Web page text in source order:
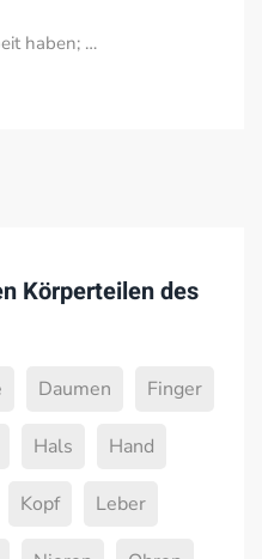
haben; …
Körperteilen des
Daumen Finger
Hals Hand
Kopf Leber